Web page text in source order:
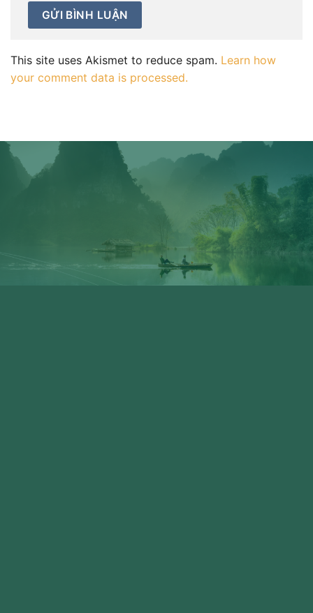
This site uses Akismet to reduce spam. Learn how
your comment data is processed.